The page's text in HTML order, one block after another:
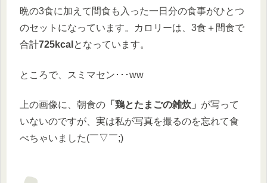
晩の3食に加えて間食も入った一日分の食事がひとつ
のセットになっています。カロリーは、3食＋間食で
合計725kcal となっています。
ところで、スミマセン･･･ww
上の画像に、朝食の 「鶏とたまごの雑炊」 が写って
いないのですが、実は私が写真を撮るのを忘れて食
べちゃいました(￣▽￣;)